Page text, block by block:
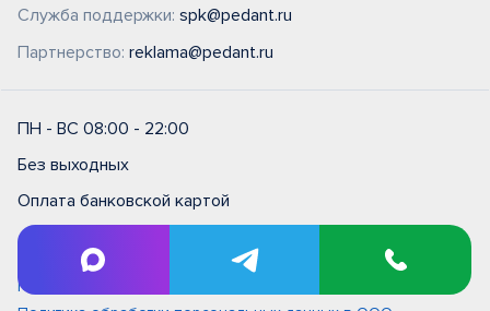
Служба поддержки: spk@pedant.ru
Партнерство: reklama@pedant.ru
ПН - ВС 08:00 - 22:00
Без выходных
Оплата банковской картой
Правила и условия на выполнение ремонтных работ в
сервисном центре типовые (единые)
Политика обработки персональных данных